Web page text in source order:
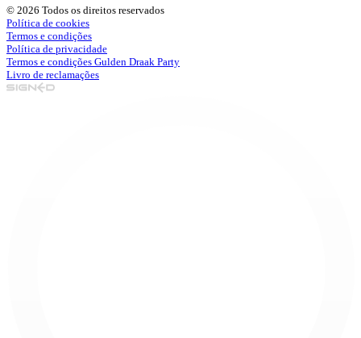
© 2026 Todos os direitos reservados
Política de cookies
Termos e condições
Política de privacidade
Termos e condições Gulden Draak Party
Livro de reclamações